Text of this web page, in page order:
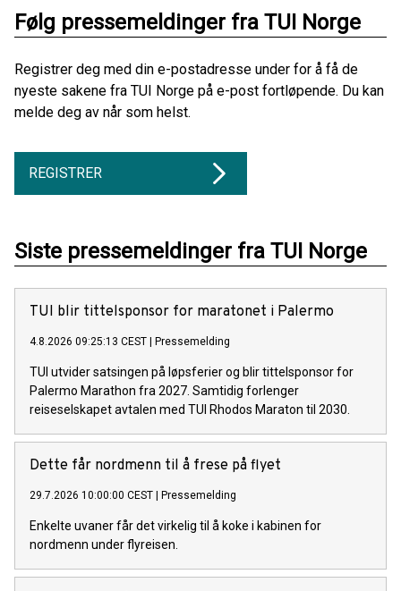
Følg pressemeldinger fra TUI Norge
Registrer deg med din e-postadresse under for å få de
nyeste sakene fra TUI Norge på e-post fortløpende. Du kan
melde deg av når som helst.
REGISTRER
Siste pressemeldinger fra TUI Norge
TUI blir tittelsponsor for maratonet i Palermo
4.8.2026 09:25:13 CEST Pressemelding
TUI utvider satsingen på løpsferier og blir tittelsponsor for
Palermo Marathon fra 2027. Samtidig forlenger
reiseselskapet avtalen med TUI Rhodos Maraton til 2030.
Dette får nordmenn til å frese på flyet
29.7.2026 10:00:00 CEST Pressemelding
Enkelte uvaner får det virkelig til å koke i kabinen for
nordmenn under flyreisen.